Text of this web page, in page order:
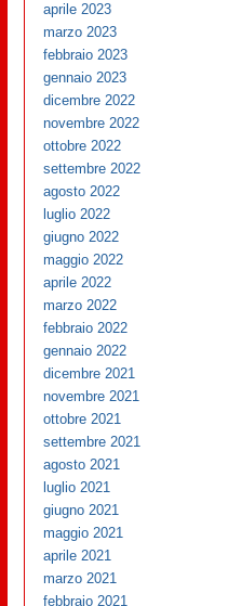
aprile 2023
marzo 2023
febbraio 2023
gennaio 2023
dicembre 2022
novembre 2022
ottobre 2022
settembre 2022
agosto 2022
luglio 2022
giugno 2022
maggio 2022
aprile 2022
marzo 2022
febbraio 2022
gennaio 2022
dicembre 2021
novembre 2021
ottobre 2021
settembre 2021
agosto 2021
luglio 2021
giugno 2021
maggio 2021
aprile 2021
marzo 2021
febbraio 2021